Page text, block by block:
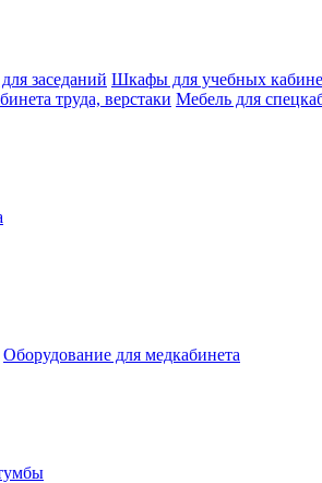
заседаний Шкафы для учебных
труда, верстаки Мебель для
Оборудование для медкабинета